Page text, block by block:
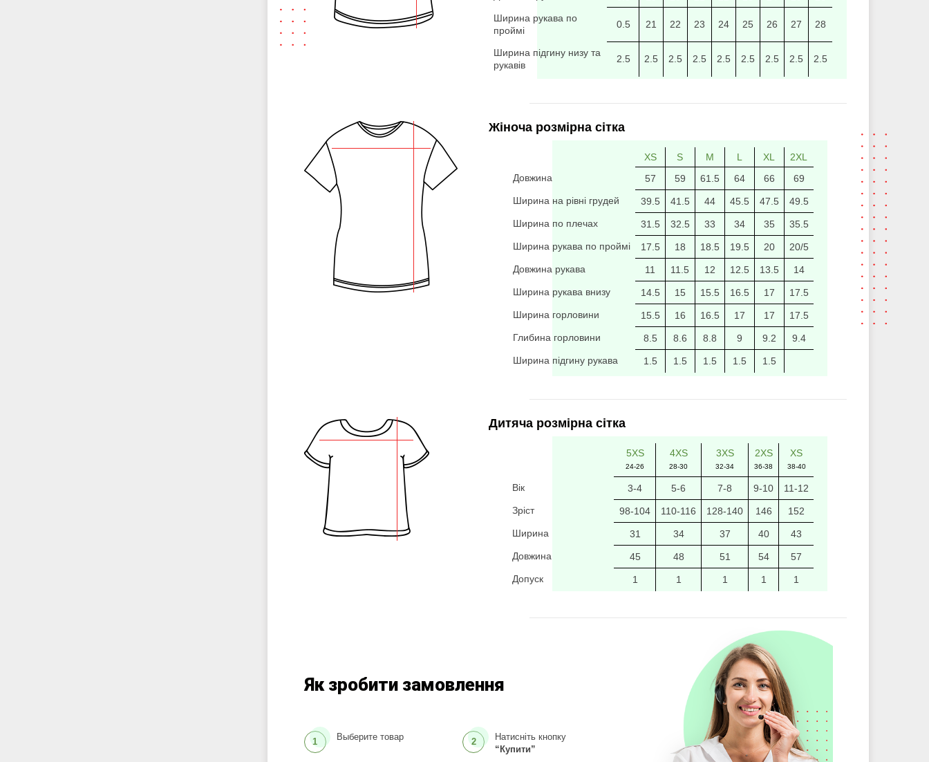
Ширина рукава по
проймі
0.5 21 22 23 24 25 26 27 28
Ширина підгину низу та
рукавів
2.5 2.5 2.5 2.5 2.5 2.5 2.5 2.5 2.5
Жіноча розмірна сітка
XS S M L XL
2XL
Довжина
57 59 61.5 64 66
69
Ширина на рівні грудей
39.5 41.5 44 45.5 47.5
49.5
Ширина по плечах
31.5 32.5 33 34 35
35.5
Ширина рукава по проймі
17.5 18 18.5 19.5 20
20/5
Довжина рукава
11 11.5 12 12.5 13.5
14
Ширина рукава внизу
14.5 15 15.5 16.5 17
17.5
Ширина горловини
15.5 16 16.5 17 17
17.5
Глибина горловини
8.5 8.6 8.8 9 9.2
9.4
Ширина підгину рукава
1.5 1.5 1.5 1.5 1.5
Дитяча розмірна сітка
5XS
24-26
4XS
28-30
3XS
32-34
2XS
36-38
XS
38-40
Вік 3-4 5-6 7-8 9-10
11-12
Зріст
98-104 110-116 128-140 146
152
Ширина
31 34 37 40
43
Довжина
45 48 51 54
57
Допуск
1 1 1 1 1
Як зробити замовлення
1 Выберите товар 2
Натисніть кнопку
“Купити”